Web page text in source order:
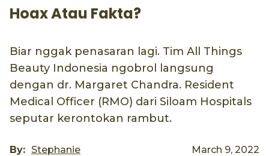
Hoax Atau Fakta?
Biar nggak penasaran lagi. Tim All Things
Beauty Indonesia ngobrol langsung
dengan dr. Margaret Chandra. Resident
Medical Officer (RMO) dari Siloam Hospitals
seputar kerontokan rambut.
By: Stephanie March 9, 2022